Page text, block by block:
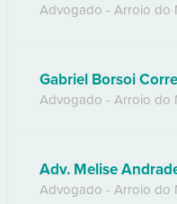
Advogado - Arroio do
Gabriel Borsoi
Advogado - Arroio do
Adv. Melise
Advogado - Arroio do